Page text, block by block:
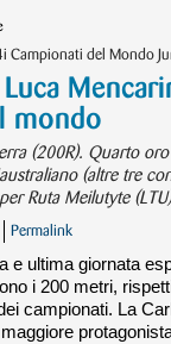
Campionati del Mondo
Luca
mondo
(200R). Quarto
(altre tre
Ruta Meilutyte
Permalink
e ultima giornata
i 200 metri,
campionati. La